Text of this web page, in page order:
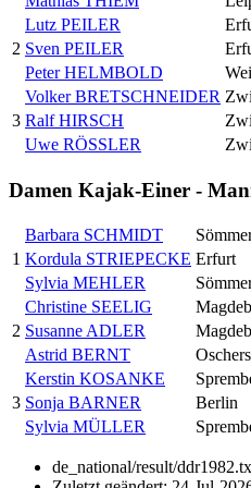
2
Lutz PEILER
Sven PEILER
Peter HELMBOLD
3
Volker BRETSCHNEIDER
Ralf HIRSCH
Uwe RÖSSLER
Damen Kajak-Einer -
1
Barbara SCHMIDT
Kordula STRIEPECKE Erfurt
Sylvia MEHLER
2
Christine SEELIG
Susanne ADLER
Astrid BERNT
3
Kerstin KOSANKE
Sonja BARNER
Berlin
Sylvia MÜLLER
de_national/result/